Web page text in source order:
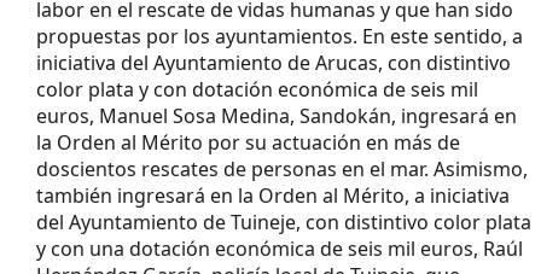
labor en el rescate de vidas humanas y que han sido
propuestas por los ayuntamientos. En este sentido, a
iniciativa del Ayuntamiento de Arucas, con distintivo
color plata y con dotación económica de seis mil
euros, Manuel Sosa Medina, Sandokán, ingresará en
la Orden al Mérito por su actuación en más de
doscientos rescates de personas en el mar. Asimismo,
también ingresará en la Orden al Mérito, a iniciativa
del Ayuntamiento de Tuineje, con distintivo color plata
y con una dotación económica de seis mil euros, Raúl